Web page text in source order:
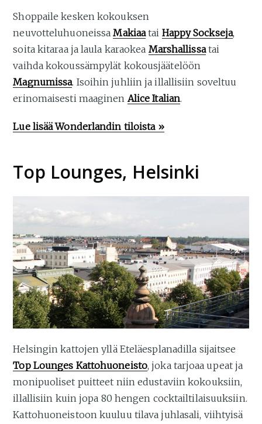
Shoppaile kesken kokouksen
neuvotteluhuoneissaMakiaatai Happy Sockseja,
soita kitaraa ja laula karaokea Marshallissatai
vaihda kokoussämpylät kokousjäätelöön
Magnumissa. Isoihin juhliin ja illallisiin soveltuu
erinomaisesti maaginen Alice Italian.
Lue lisää Wonderlandin tiloista »
Top Lounges, Helsinki
Helsingin kattojen yllä Eteläesplanadilla sijaitsee
Top Lounges Kattohuoneisto, joka tarjoaa upeat ja
monipuoliset puitteet niin edustaviin kokouksiin,
illallisiin kuin jopa 80 hengen cocktailtilaisuuksiin.
Kattohuoneistoon kuuluu tilava juhlasali, viihtyisä